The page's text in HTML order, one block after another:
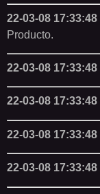
22-03-08 17:33:48
Producto.
22-03-08 17:33:48
22-03-08 17:33:48
22-03-08 17:33:48
22-03-08 17:33:48